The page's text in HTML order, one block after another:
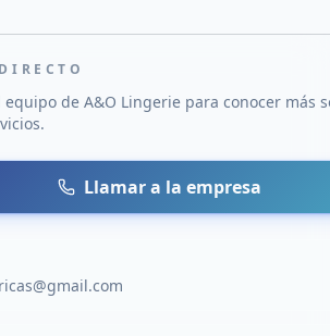
equipo de A&O Lingerie para conocer más
Llamar a la empresa